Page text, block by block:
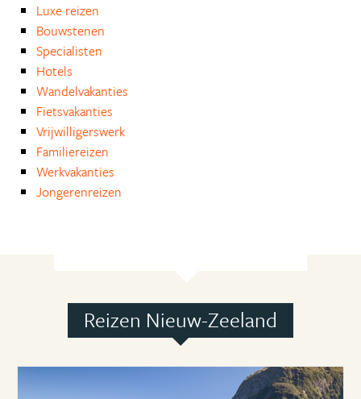
Luxe reizen
Bouwstenen
Specialisten
Hotels
Wandelvakanties
Fietsvakanties
Vrijwilligerswerk
Familiereizen
Werkvakanties
Jongerenreizen
Reizen Nieuw-Zeeland